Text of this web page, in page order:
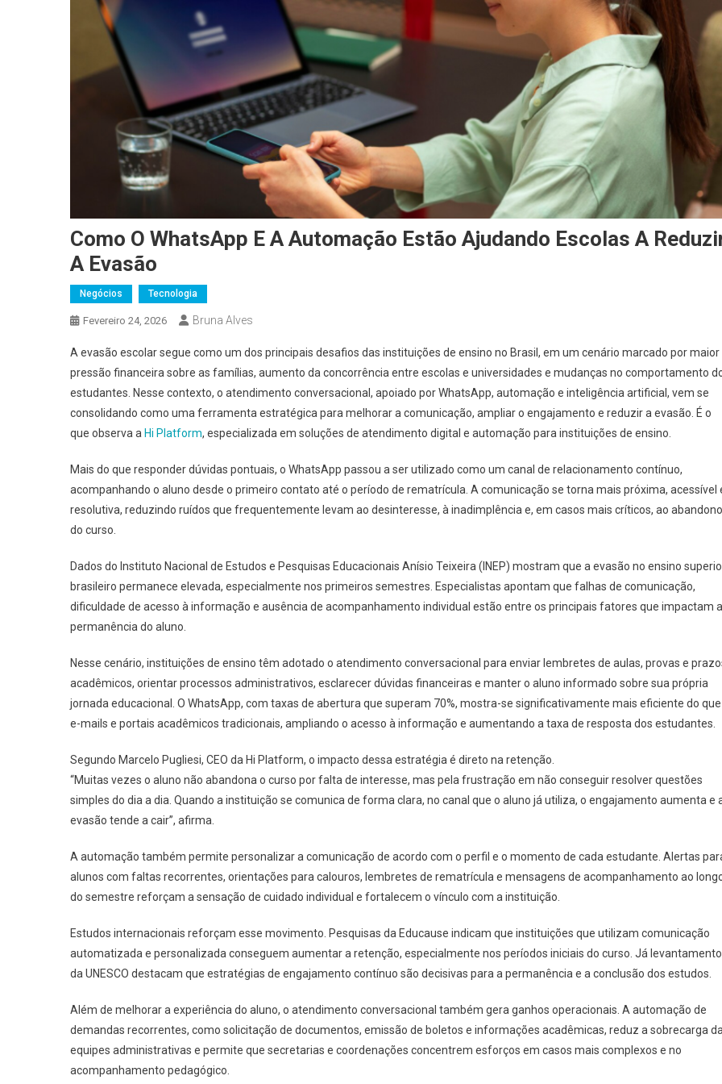
Como O WhatsApp E A Automação Estão Ajudando Escolas A
A Evasão
Negócios Tecnologia
Fevereiro 24, 2026 Bruna Alves
A evasão escolar segue como um dos principais desafios das instituições de ensino no Brasil, em um cenário marcado por maior
pressão financeira sobre as famílias, aumento da concorrência entre escolas e universidades e mudanças no comportamento
estudantes. Nesse contexto, o atendimento conversacional, apoiado por WhatsApp, automação e inteligência artificial, vem se
consolidando como uma ferramenta estratégica para melhorar a comunicação, ampliar o engajamento e reduzir a evasão. É o
que observa a Hi Platform, especializada em soluções de atendimento digital e automação para instituições de ensino.
Mais do que responder dúvidas pontuais, o WhatsApp passou a ser utilizado como um canal de relacionamento contínuo,
acompanhando o aluno desde o primeiro contato até o período de rematrícula. A comunicação se torna mais próxima, acessível
resolutiva, reduzindo ruídos que frequentemente levam ao desinteresse, à inadimplência e, em casos mais críticos, ao abandono
do curso.
Dados do Instituto Nacional de Estudos e Pesquisas Educacionais Anísio Teixeira (INEP) mostram que a evasão no ensino
brasileiro permanece elevada, especialmente nos primeiros semestres. Especialistas apontam que falhas de comunicação,
dificuldade de acesso à informação e ausência de acompanhamento individual estão entre os principais fatores que impactam a
permanência do aluno.
Nesse cenário, instituições de ensino têm adotado o atendimento conversacional para enviar lembretes de aulas, provas e
acadêmicos, orientar processos administrativos, esclarecer dúvidas financeiras e manter o aluno informado sobre sua própria
jornada educacional. O WhatsApp, com taxas de abertura que superam 70%, mostra-se significativamente mais eficiente do que
e-mails e portais acadêmicos tradicionais, ampliando o acesso à informação e aumentando a taxa de resposta dos estudantes.
Segundo Marcelo Pugliesi, CEO da Hi Platform, o impacto dessa estratégia é direto na retenção.
“Muitas vezes o aluno não abandona o curso por falta de interesse, mas pela frustração em não conseguir resolver questões
simples do dia a dia. Quando a instituição se comunica de forma clara, no canal que o aluno já utiliza, o engajamento aumenta e
evasão tende a cair”, afirma.
A automação também permite personalizar a comunicação de acordo com o perfil e o momento de cada estudante. Alertas
alunos com faltas recorrentes, orientações para calouros, lembretes de rematrícula e mensagens de acompanhamento ao
do semestre reforçam a sensação de cuidado individual e fortalecem o vínculo com a instituição.
Estudos internacionais reforçam esse movimento. Pesquisas da Educause indicam que instituições que utilizam comunicação
automatizada e personalizada conseguem aumentar a retenção, especialmente nos períodos iniciais do curso. Já
da UNESCO destacam que estratégias de engajamento contínuo são decisivas para a permanência e a conclusão dos estudos.
Além de melhorar a experiência do aluno, o atendimento conversacional também gera ganhos operacionais. A automação de
demandas recorrentes, como solicitação de documentos, emissão de boletos e informações acadêmicas, reduz a sobrecarga
equipes administrativas e permite que secretarias e coordenações concentrem esforços em casos mais complexos e no
acompanhamento pedagógico.